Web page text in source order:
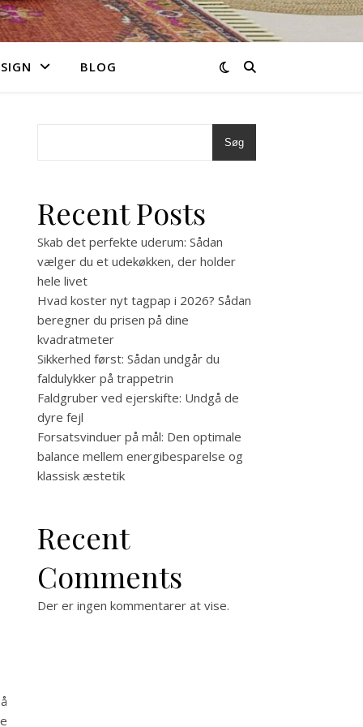
BLOG
Søg
Recent Posts
Skab det perfekte uderum: Sådan
vælger du et udekøkken, der holder
hele livet
Hvad koster nyt tagpap i 2026? Sådan
beregner du prisen på dine
kvadratmeter
Sikkerhed først: Sådan undgår du
faldulykker på trappetrin
Faldgruber ved ejerskifte: Undgå de
dyre fejl
Forsatsvinduer på mål: Den optimale
balance mellem energibesparelse og
klassisk æstetik
Recent
Comments
Der er ingen kommentarer at vise.